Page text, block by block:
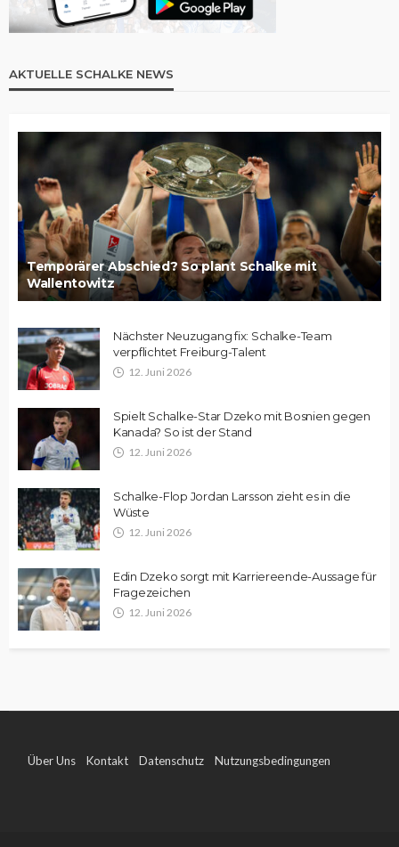
AKTUELLE SCHALKE NEWS
Temporärer Abschied? So plant Schalke mit
Wallentowitz
Nächster Neuzugang fix: Schalke-Team
verpflichtet Freiburg-Talent
12. Juni 2026
Spielt Schalke-Star Dzeko mit Bosnien gegen
Kanada? So ist der Stand
12. Juni 2026
Schalke-Flop Jordan Larsson zieht es in die
Wüste
12. Juni 2026
Edin Dzeko sorgt mit Karriereende-Aussage für
Fragezeichen
12. Juni 2026
Über Uns Kontakt Datenschutz Nutzungsbedingungen